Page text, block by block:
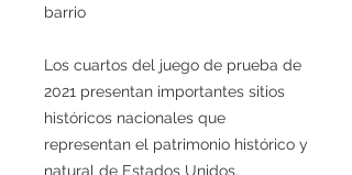
barrio
Los cuartos del juego de prueba de
2021 presentan importantes sitios
históricos nacionales que
representan el patrimonio histórico y
natural de Estados Unidos.